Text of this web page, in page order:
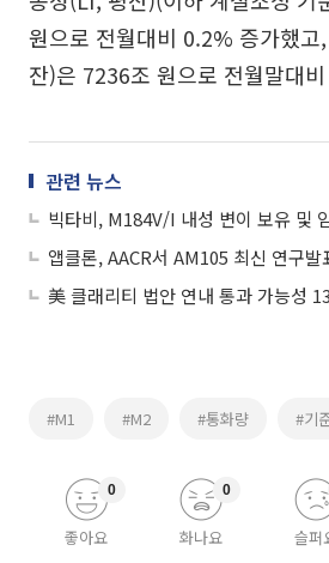
원으로 전월대비 0.2% 증가했고
잔)은 7236조 원으로 전월말대
관련 뉴스
#M1 #M2 #통화량 #기
좋아요
0
화나요
0
슬퍼